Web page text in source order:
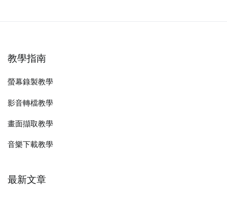
教學指南
螢幕錄製教學
影音轉檔教學
畫面擷取教學
音樂下載教學
最新文章